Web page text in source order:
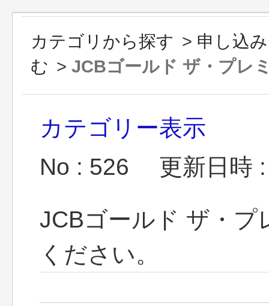
カテゴリから探す > 申し込
む > JCBゴールド ザ・プレ
カテゴリー表示
No : 526
更新日時
JCBゴールド ザ・プ
ください。